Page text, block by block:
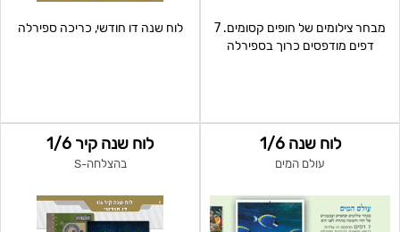
מבחר צילומים של חופים קסומים. 7
דפים מודפסים כרוך בספירלה
לוח שנה דו חודשי, כריכה ספירלה
לוח שנה 1/6
עולם המים
לוח שנה קיר 1/6
בהצלחה-S